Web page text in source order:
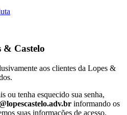
& Castelo
aos clientes da Lopes &
ou tenha esquecido sua senha,
informando os
suas informações de acesso.